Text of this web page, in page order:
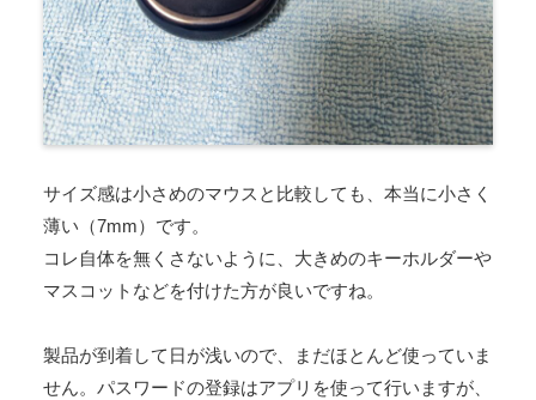
サイズ感は小さめのマウスと比較しても、本当に小さく
薄い（7mm）です。
コレ自体を無くさないように、大きめのキーホルダーや
マスコットなどを付けた方が良いですね。
製品が到着して日が浅いので、まだほとんど使っていま
せん。パスワードの登録はアプリを使って行いますが、